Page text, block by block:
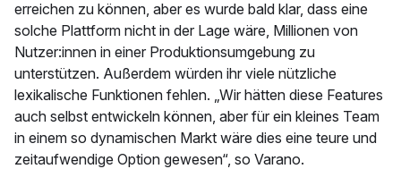
erreichen zu können, aber es wurde bald klar, dass eine
solche Plattform nicht in der Lage wäre, Millionen von
Nutzer:innen in einer Produktionsumgebung zu
unterstützen. Außerdem würden ihr viele nützliche
lexikalische Funktionen fehlen. „Wir hätten diese Features
auch selbst entwickeln können, aber für ein kleines Team
in einem so dynamischen Markt wäre dies eine teure und
zeitaufwendige Option gewesen“, so Varano.